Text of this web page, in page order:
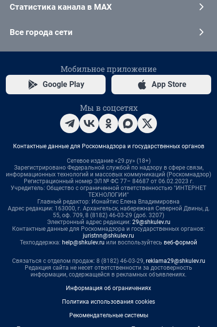
Статистика канала в MAX
Все города сети
Мобильное приложение
Google Play App Store
Мы в соцсетях
Контактные данные для Роскомнадзора и государственных органов
Сетевое издание «29.ру» (18+)
Зарегистрировано Федеральной службой по надзору в сфере связи,
информационных технологий и массовых коммуникаций (Роскомнадзор)
Регистрационный номер ЭЛ № ФС 77– 84687 от 06.02.2023 г.
Учредитель: Общество с ограниченной ответственностью "ИНТЕРНЕТ
ТЕХНОЛОГИИ"
Главный редактор: Ионайтис Елена Владимировна
Адрес редакции: 163000, г. Архангельск, набережная Северной Двины, д.
55, оф. 709, 8 (8182) 46-03-29 (доб. 3207)
Электронный адрес редакции: 29@shkulev.ru
Контактные данные для Роскомнадзора и государственных органов:
juristnn@shkulev.ru
Техподдержка: help@shkulev.ru или воспользуйтесь веб-формой
Связаться с отделом продаж: 8 (8182) 46-03-29, reklama29@shkulev.ru
Редакция сайта не несет ответственности за достоверность
информации, содержащейся в рекламных объявлениях.
Информация об ограничениях
Политика использования cookies
Рекомендательные системы